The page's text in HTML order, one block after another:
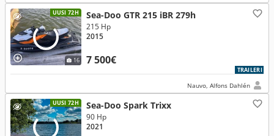
UUSI 72H
16
Sea-Doo GTR 215 iBR 279h
7 500€
215 Hp
2015
TRAILERI
Nauvo, Alfons Dahlén
UUSI 72H Sea-Doo Spark Trixx
90 Hp
2021